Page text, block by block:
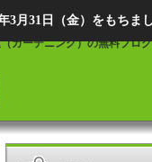
3月31日（金）をもちま
ガーデニング）の無料ブロ